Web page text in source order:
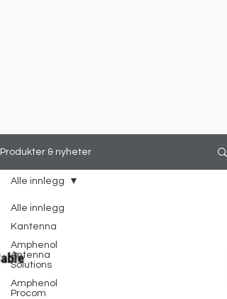
Produkter & nyheter
Alle innlegg
Kantenna
Amphenol
Antenna
Solutions
Amphenol
Procom
Alle innlegg